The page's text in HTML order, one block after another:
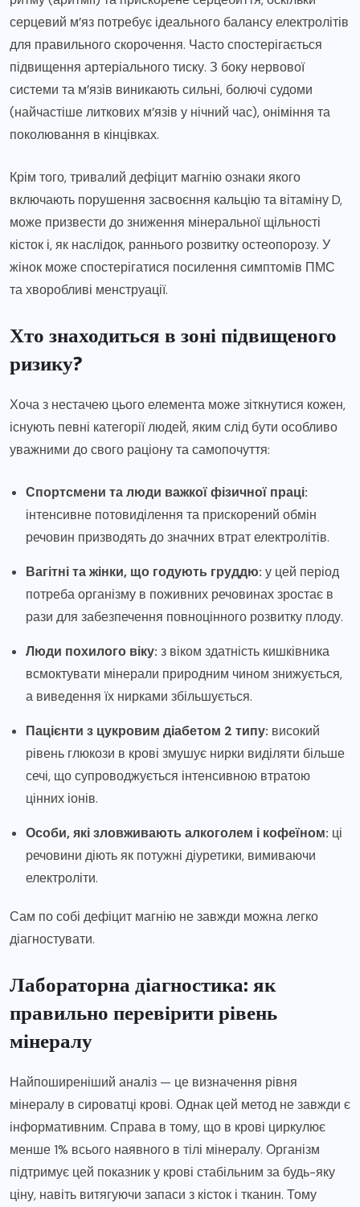
серцевий м’яз потребує ідеального балансу електролітів
для правильного скорочення. Часто спостерігається
підвищення артеріального тиску. З боку нервової
системи та м’язів виникають сильні, болючі судоми
(найчастіше литкових м’язів у нічний час), оніміння та
поколювання в кінцівках.
Крім того, тривалий дефіцит магнію ознаки якого
включають порушення засвоєння кальцію та вітаміну D,
може призвести до зниження мінеральної щільності
кісток і, як наслідок, раннього розвитку остеопорозу. У
жінок може спостерігатися посилення симптомів ПМС
та хворобливі менструації.
Хто знаходиться в зоні підвищеного
ризику?
Хоча з нестачею цього елемента може зіткнутися кожен,
існують певні категорії людей, яким слід бути особливо
уважними до свого раціону та самопочуття:
Спортсмени та люди важкої фізичної праці:
інтенсивне потовиділення та прискорений обмін
речовин призводять до значних втрат електролітів.
Вагітні та жінки, що годують груддю: у цей період
потреба організму в поживних речовинах зростає в
рази для забезпечення повноцінного розвитку плоду.
Люди похилого віку: з віком здатність кишківника
всмоктувати мінерали природним чином знижується,
а виведення їх нирками збільшується.
Пацієнти з цукровим діабетом 2 типу: високий
рівень глюкози в крові змушує нирки виділяти більше
сечі, що супроводжується інтенсивною втратою
цінних іонів.
Особи, які зловживають алкоголем і кофеїном: ці
речовини діють як потужні діуретики, вимиваючи
електроліти.
Сам по собі дефіцит магнію не завжди можна легко
діагностувати.
Лабораторна діагностика: як
правильно перевірити рівень
мінералу
Найпоширеніший аналіз — це визначення рівня
мінералу в сироватці крові. Однак цей метод не завжди є
інформативним. Справа в тому, що в крові циркулює
менше 1% всього наявного в тілі мінералу. Організм
підтримує цей показник у крові стабільним за будь-яку
ціну, навіть витягуючи запаси з кісток і тканин. Тому